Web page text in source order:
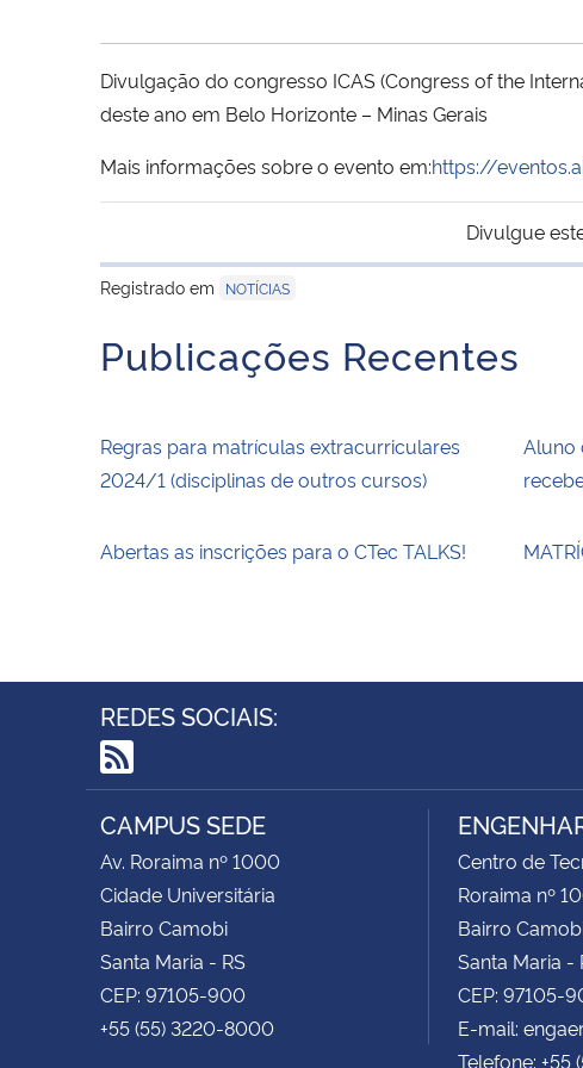
Divulgação do congresso ICAS (Congress of the
deste ano em Belo Horizonte – Minas Gerais
Mais informações sobre o evento em:https://
Divulgue
Registrado em
NOTÍCIAS
Publicações Recentes
Regras para matrículas extracurriculares
2024/1 (disciplinas de outros cursos)
Aluno
Abertas as inscrições para o CTec TALKS!
REDES SOCIAIS:
RSS
CAMPUS SEDE
Av. Roraima nº 1000
Cidade Universitária
Bairro Camobi
Santa Maria - RS
CEP: 97105-900
+55 (55) 3220-8000
Centro de
Roraima nº
Bairro
Santa Maria -
CEP: 97105-
E-mail:
Telefone: +55